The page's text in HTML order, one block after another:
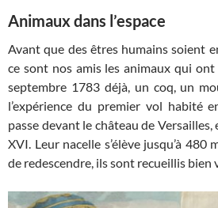
Animaux dans l’espace
Avant que des êtres humains soient
ce sont nos amis les animaux qui ont
septembre 1783 déjà, un coq, un
l’expérience du premier vol habité
passe devant le château de
XVI. Leur nacelle s’élève jusqu’à
de redescendre, ils sont recueillis bien